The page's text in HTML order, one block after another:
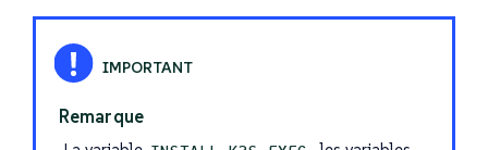
Remarque